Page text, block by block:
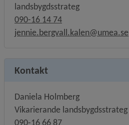
landsbygdsstrateg
090-16 14 74
jennie.bergvall.kalen@umea.se
Kontakt
Daniela Holmberg
Vikarierande landsbygdsstrateg
090-16 66 87